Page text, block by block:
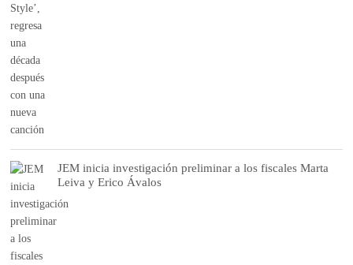
JEM inicia investigación preliminar a los fiscales Marta
Leiva y Erico Ávalos